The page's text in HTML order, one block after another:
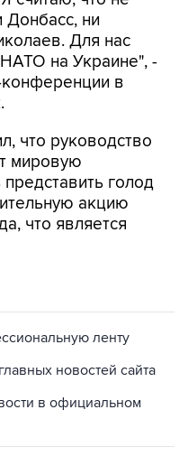
Донбасс, ни
Для нас
на Украине", -
конференции в
что руководство
мировую
голод
акцию
что является
ленту
новостей сайта
в официальном